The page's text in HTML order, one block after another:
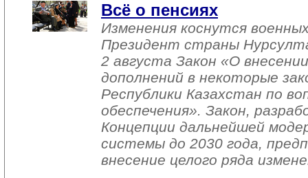
Всё о пенсиях
Изменения коснутся
Президент страны
2 августа Закон «О
дополнений в некоторые
Республики Казахстан по
обеспечения». Закон,
Концепции дальнейшей
системы до 2030 года,
внесение целого ряда